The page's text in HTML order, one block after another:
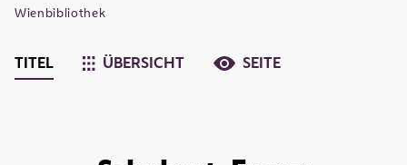
Wienbibliothek
TITEL ÜBERSICHT SEITE